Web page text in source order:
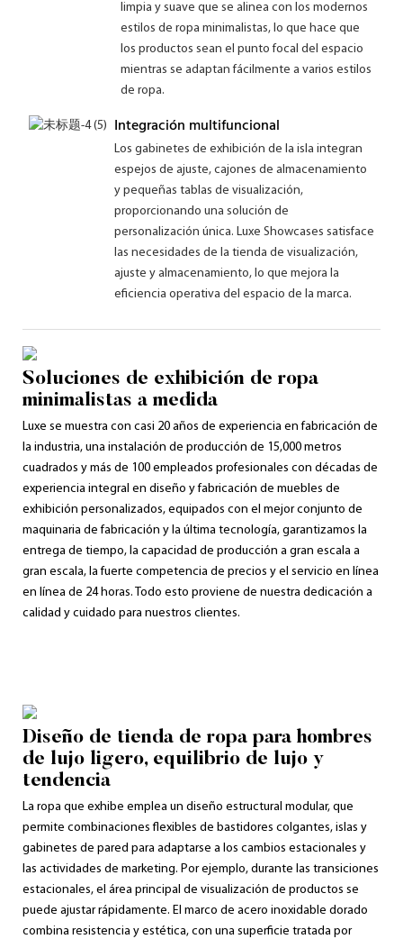
limpia y suave que se alinea con los modernos
estilos de ropa minimalistas, lo que hace que
los productos sean el punto focal del espacio
mientras se adaptan fácilmente a varios estilos
de ropa.
Integración multifuncional
Los gabinetes de exhibición de la isla integran
espejos de ajuste, cajones de almacenamiento
y pequeñas tablas de visualización,
proporcionando una solución de
personalización única. Luxe Showcases satisface
las necesidades de la tienda de visualización,
ajuste y almacenamiento, lo que mejora la
eficiencia operativa del espacio de la marca.
Soluciones de exhibición de ropa
minimalistas a medida
Luxe se muestra con casi 20 años de experiencia en fabricación de
la industria, una instalación de producción de 15,000 metros
cuadrados y más de 100 empleados profesionales con décadas de
experiencia integral en diseño y fabricación de muebles de
exhibición personalizados, equipados con el mejor conjunto de
maquinaria de fabricación y la última tecnología, garantizamos la
entrega de tiempo, la capacidad de producción a gran escala a
gran escala, la fuerte competencia de precios y el servicio en línea
en línea de 24 horas. Todo esto proviene de nuestra dedicación a
calidad y cuidado para nuestros clientes.
Diseño de tienda de ropa para hombres
de lujo ligero, equilibrio de lujo y
tendencia
La ropa que exhibe emplea un diseño estructural modular, que
permite combinaciones flexibles de bastidores colgantes, islas y
gabinetes de pared para adaptarse a los cambios estacionales y
las actividades de marketing. Por ejemplo, durante las transiciones
estacionales, el área principal de visualización de productos se
puede ajustar rápidamente. El marco de acero inoxidable dorado
combina resistencia y estética, con una superficie tratada por